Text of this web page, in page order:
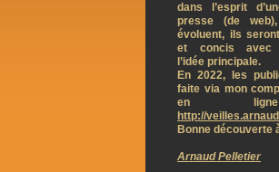
dans l’esprit
presse (de
évoluent, ils
et concis avec
l’idée principale.
En 2022, les
faite via mon
en
http://
Bonne découverte
Arnaud Pelletier